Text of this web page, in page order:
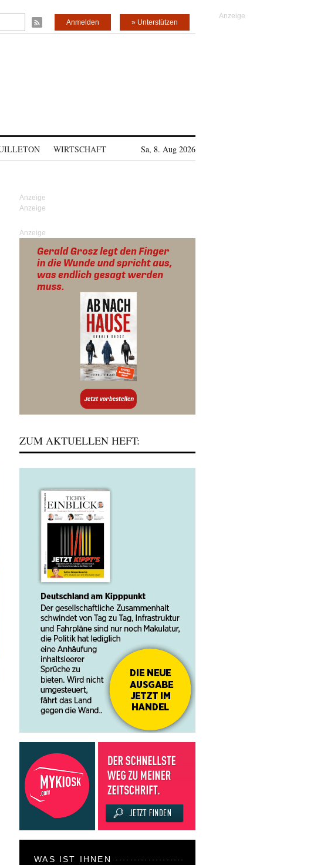
» Unterstützen
Anmelden
WIRTSCHAFT Sa, 8. Aug 2026
Anzeige
ZUM AKTUELLEN HEFT:
WAS IST IHNEN